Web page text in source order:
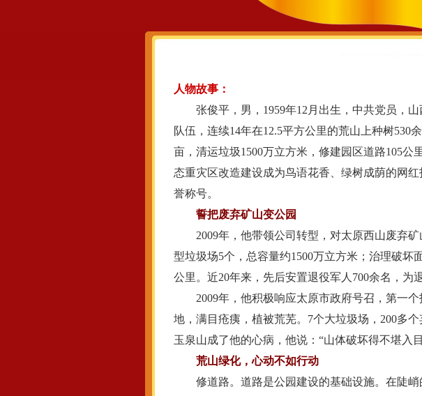
人物故事：
张俊平，男，1959年12月出生，中共党员，山
队伍，连续14年在12.5平方公里的荒山上种树530
亩，清运垃圾1500万立方米，修建园区道路105
态重灾区改造建设成为鸟语花香、绿树成荫的网
誉称号。
誓把废弃矿山变公园
2009年，他带领公司转型，对太原西山废弃矿
型垃圾场5个，总容量约1500万立方米；治理破坏
公里。近20年来，先后安置退役军人700余名，为
2009年，他积极响应太原市政府号召，第一个
地，满目疮痍，植被荒芜。7个大垃圾场，200多
玉泉山成了他的心病，他说：“山体破坏得不堪入
荒山绿化，心动不如行动
修道路。道路是公园建设的基础设施。在陡峭